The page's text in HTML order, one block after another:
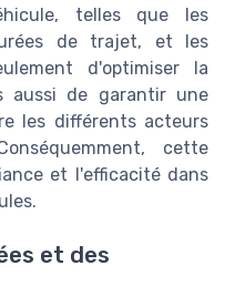
telles que les
de trajet, et les
d'optimiser la
aussi de garantir une
les différents acteurs
cette
et l'efficacité dans
et des